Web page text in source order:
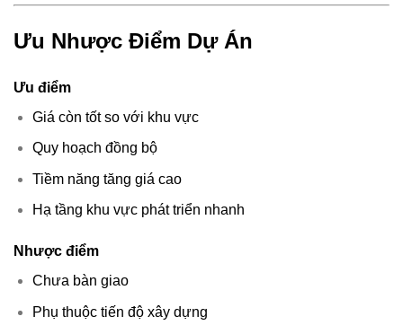
Ưu Nhược Điểm Dự Án
Ưu điểm
Giá còn tốt so với khu vực
Quy hoạch đồng bộ
Tiềm năng tăng giá cao
Hạ tầng khu vực phát triển nhanh
Nhược điểm
Chưa bàn giao
Phụ thuộc tiến độ xây dựng